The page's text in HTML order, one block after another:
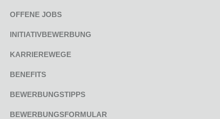
OFFENE JOBS
INITIATIVBEWERBUNG
KARRIEREWEGE
BENEFITS
BEWERBUNGSTIPPS
BEWERBUNGSFORMULAR